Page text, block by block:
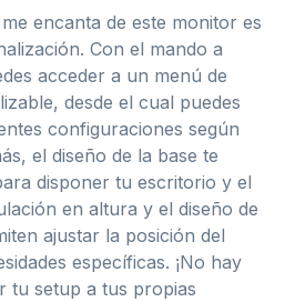
encanta de este monitor es
Con el mando a
acceder a un menú de
desde el cual puedes
configuraciones según
el diseño de la base te
disponer tu escritorio y el
en altura y el diseño de
ajustar la posición del
específicas. ¡No hay
tu setup a tus propias